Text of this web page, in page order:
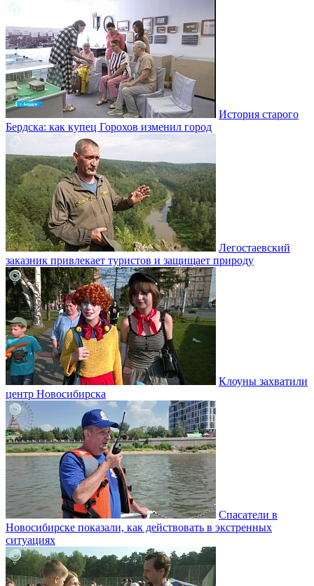
История старого
Бердска: как купец Горохов изменил город
Легостаевский
заказник привлекает туристов и защищает природу
Клоуны захватили
центр Новосибирска
Спасатели в
Новосибирске показали, как действовать в экстренных
ситуациях